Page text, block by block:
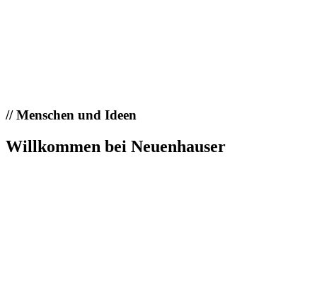
//Menschen und Ideen
Willkommen bei Neuenhauser